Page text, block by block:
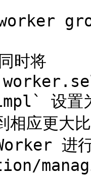
时将
设置为
应更大